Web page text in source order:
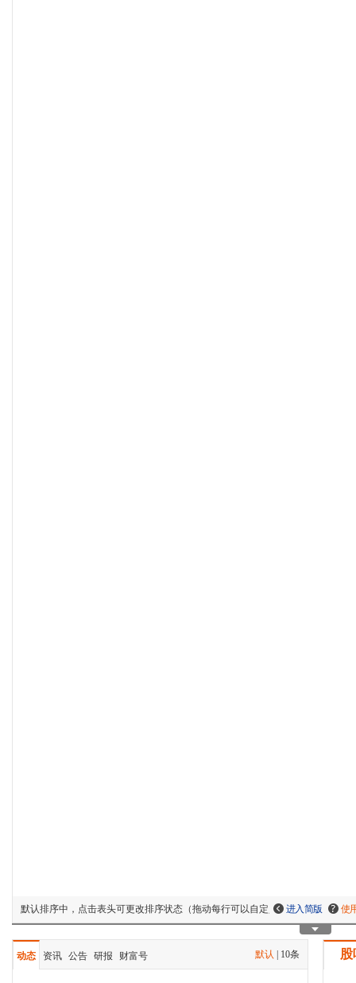
默认排序中，点击表头可更改排序状态（拖动每行可以自定义排序）
进入简版 使
动态 资讯 公告 研报 财富号 默认 10条 股